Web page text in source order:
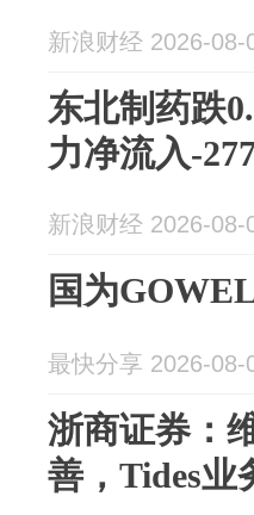
新浪财经 2026-08-
东北制药跌
力净流入-
新浪财经 2026-08-
国为
最快分享 2026-08-
浙商证券：
善，Tides业